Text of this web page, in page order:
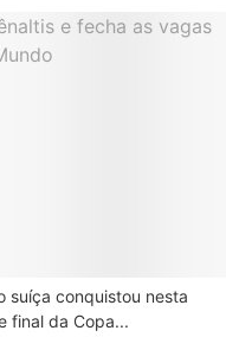
suíça conquistou nesta
final da Copa...